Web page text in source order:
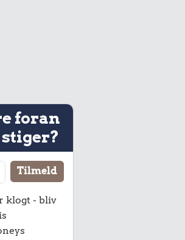
foran
klogt - bliv